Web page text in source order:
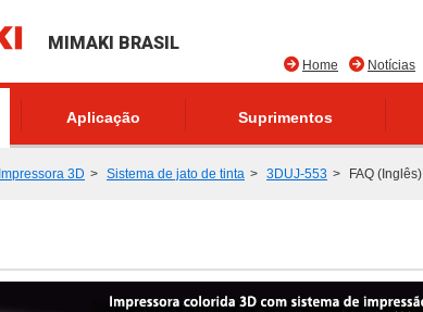
MIMAKI BRASIL
Notícias
Home
Aplicação Suprimentos
Impressora 3D Sistema de jato de tinta 3DUJ-553 FAQ (Inglês)